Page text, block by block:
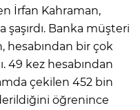
İrfan Kahraman,
şaşırdı. Banka müşteri
hesabından bir çok
49 kez hesabından
çekilen 452 bin
öğrenince